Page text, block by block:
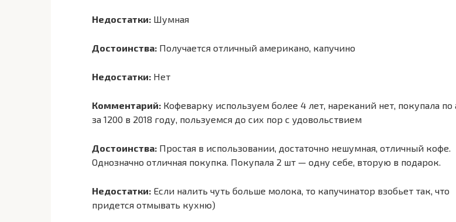
Недостатки: Шумная
Достоинства: Получается отличный американо, капучино
Недостатки: Нет
Комментарий: Кофеварку используем более 4 лет, нареканий нет, покупала по
за 1200 в 2018 году, пользуемся до сих пор с удовольствием
Достоинства: Простая в использовании, достаточно нешумная, отличный кофе.
Однозначно отличная покупка. Покупала 2 шт — одну себе, вторую в подарок.
Недостатки: Если налить чуть больше молока, то капучинатор взобьет так, что
придется отмывать кухню)